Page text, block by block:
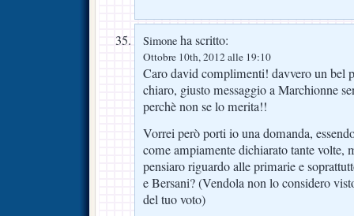
Simone ha scritto:
Ottobre 10th, 2012 alle 19:10
Caro david complimenti! davvero un bel
chiaro, giusto messaggio a Marchionne
perchè non se lo merita!!
Vorrei però porti io una domanda,
come ampiamente dichiarato tante volte,
pensiaro riguardo alle primarie e
e Bersani? (Vendola non lo considero
del tuo voto)